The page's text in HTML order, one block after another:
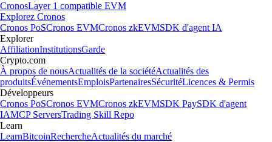
CronosLayer 1 compatible EVM
Explorez Cronos
Cronos PoSCronos EVMCronos zkEVMSDK d'agent IA
Explorer
AffiliationInstitutionsGarde
Crypto.com
À propos de nousActualités de la sociétéActualités des
produitsÉvénementsEmploisPartenairesSécuritéLicences & Permis
Développeurs
Cronos PoSCronos EVMCronos zkEVMSDK PaySDK d'agent
IAMCP ServersTrading Skill Repo
Learn
LearnBitcoinRechercheActualités du marché